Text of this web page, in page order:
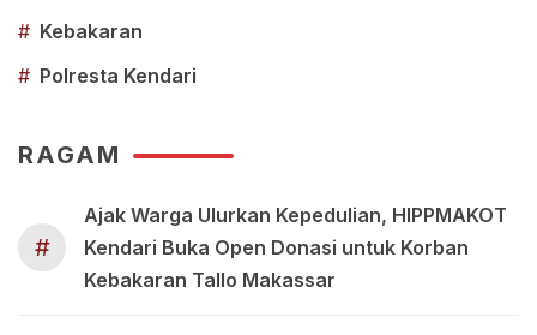
# Kebakaran
# Polresta Kendari
RAGAM
#
Ajak Warga Ulurkan Kepedulian, HIPPMAKOT
Kendari Buka Open Donasi untuk Korban
Kebakaran Tallo Makassar